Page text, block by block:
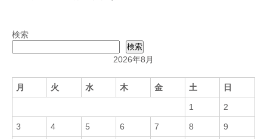
検索
検索
2026年8月
月 火 水 木 金 土 日
1 2
3 4 5 6 7 8 9